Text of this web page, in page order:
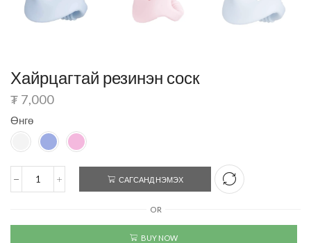
Хайрцагтай резинэн соск
₮ 7,000
Өнгө
САГСАНД НЭМЭХ
OR
BUY NOW